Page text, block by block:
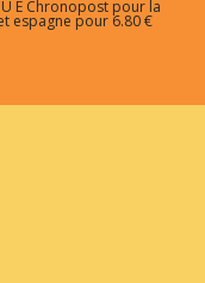
E Chronopost pour la
espagne pour 6.80 €